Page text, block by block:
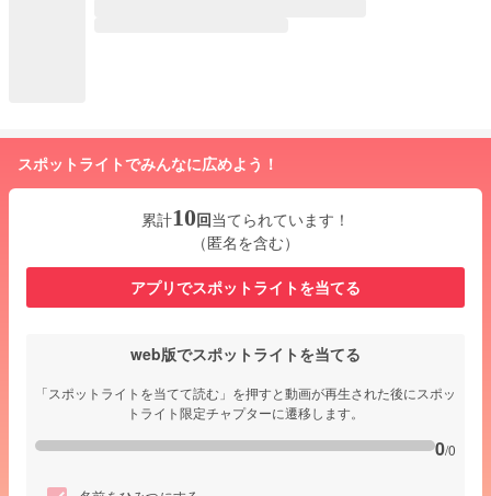
スポットライトでみんなに広めよう！
累計10回当てられています！
（匿名を含む）
アプリでスポットライトを当てる
web版でスポットライトを当てる
「スポットライトを当てて読む」を押すと動画が再生された後にスポッ
トライト限定チャプターに遷移します。
0/0